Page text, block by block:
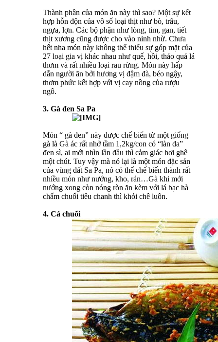
Thành phần của món ăn này thì sao? Một sự kết
hợp hỗn độn của vô số loại thịt như bò, trâu,
ngựa, lợn. Các bộ phận như lòng, tim, gan, tiết
thịt xương cũng được cho vào ninh nhừ. Chưa
hết nha món này không thể thiếu sự góp mặt của
27 loại gia vị khác nhau như quế, hồi, thảo quả lá
thơm và rất nhiều loại rau rừng. Món này hấp
dẫn người ăn bởi hương vị đậm đà, béo ngậy,
thơm phức kết hợp với vị cay nồng của rượu
ngô.
3. Gà đen Sa Pa
Món “ gà đen” này được chế biến từ một giống
gà là Gà ác rất nhở tầm 1,2kg/con có “làn da”
đen sì, ai mới nhìn lần đầu thì cảm giác hơi ghê
một chút. Tuy vậy mà nó lại là một món đặc sản
của vùng đất Sa Pa, nó có thể chế biến thành rất
nhiều món như nướng, kho, rán…Gà khi mới
nướng xong còn nóng ròn ăn kèm với lá bạc hà
chấm chuối tiêu chanh thì khỏi chê luôn.
4. Cá chuối